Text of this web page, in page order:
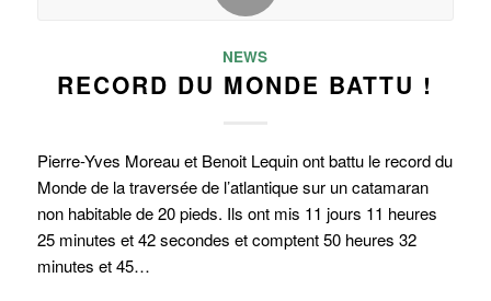
NEWS
RECORD DU MONDE BATTU !
Pierre-Yves Moreau et Benoit Lequin ont battu le record du
Monde de la traversée de l’atlantique sur un catamaran
non habitable de 20 pieds. Ils ont mis 11 jours 11 heures
25 minutes et 42 secondes et comptent 50 heures 32
minutes et 45…